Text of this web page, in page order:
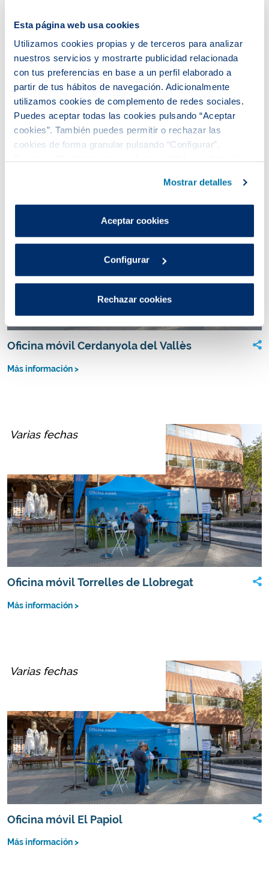
Esta página web usa cookies
Utilizamos cookies propias y de terceros para analizar
nuestros servicios y mostrarte publicidad relacionada
con tus preferencias en base a un perfil elaborado a
partir de tus hábitos de navegación. Adicionalmente
utilizamos cookies de complemento de redes sociales.
Puedes aceptar todas las cookies pulsando “Aceptar
cookies”. También puedes permitir o rechazar las
cookies de forma granular pulsando “Configurar”.
son indispensables para que el sitio web funcione y que
por tanto no se pueden desactivar.
Puedes consultar más información en nuestra
Mostrar detalles
Aceptar cookies
Configurar
Rechazar cookies
Oficina móvil Santa Coloma de
Gramenet
Más información >
Oficina móvil Cerdanyola del Vallès
Más información >
Varias fechas
Oficina móvil Torrelles de Llobregat
Más información >
Varias fechas
Oficina móvil El Papiol
Más información >